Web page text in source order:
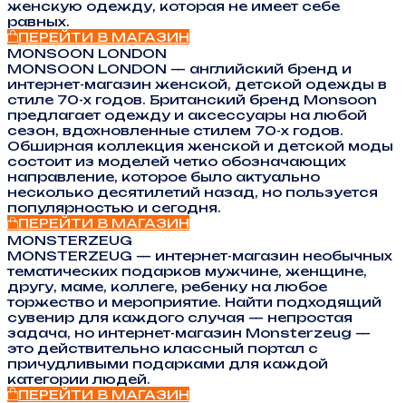
женскую одежду, которая не имеет себе
равных.
ПЕРЕЙТИ В МАГАЗИН
MONSOON LONDON
MONSOON LONDON — английский бренд и
интернет-магазин женской, детской одежды в
стиле 70-х годов. Британский бренд Monsoon
предлагает одежду и аксессуары на любой
сезон, вдохновленные стилем 70-х годов.
Обширная коллекция женской и детской моды
состоит из моделей четко обозначающих
направление, которое было актуально
несколько десятилетий назад, но пользуется
популярностью и сегодня.
ПЕРЕЙТИ В МАГАЗИН
MONSTERZEUG
MONSTERZEUG — интернет-магазин необычных
тематических подарков мужчине, женщине,
другу, маме, коллеге, ребенку на любое
торжество и мероприятие. Найти подходящий
сувенир для каждого случая — непростая
задача, но интернет-магазин Monsterzeug —
это действительно классный портал с
причудливыми подарками для каждой
категории людей.
ПЕРЕЙТИ В МАГАЗИН